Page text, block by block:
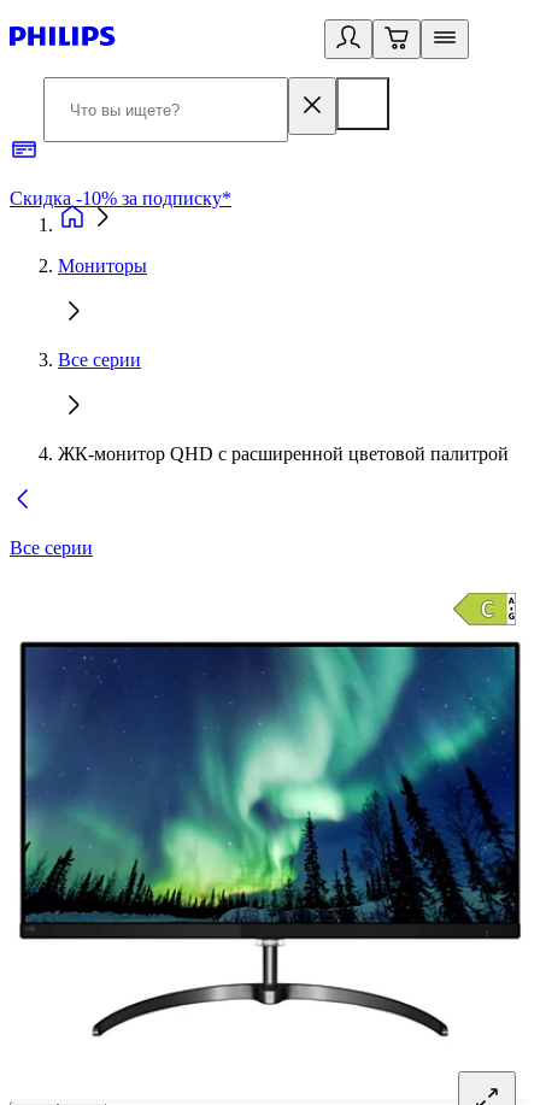
Скидка -10% за подписку*
Мониторы
Все серии
ЖК-монитор QHD с расширенной цветовой палитрой
Все серии